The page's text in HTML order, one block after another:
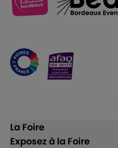
La Foire
Exposez à la Foire